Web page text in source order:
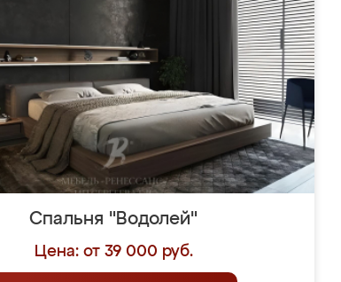
Спальня "Водолей"
Цена: от 39 000 руб.